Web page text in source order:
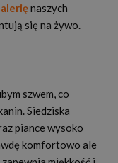
naszych
się na żywo.
szwem, co
Siedziska
piance wysoko
komfortowo ale